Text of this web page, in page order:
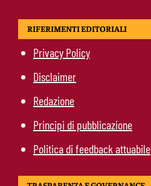
RIFERIMENTI EDITORIALI
Privacy Policy
Disclaimer
Redazione
Principi di pubblicazione
Politica di feedback attuabile